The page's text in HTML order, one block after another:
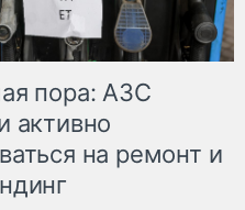
пора: АЗС
активно
на ремонт и